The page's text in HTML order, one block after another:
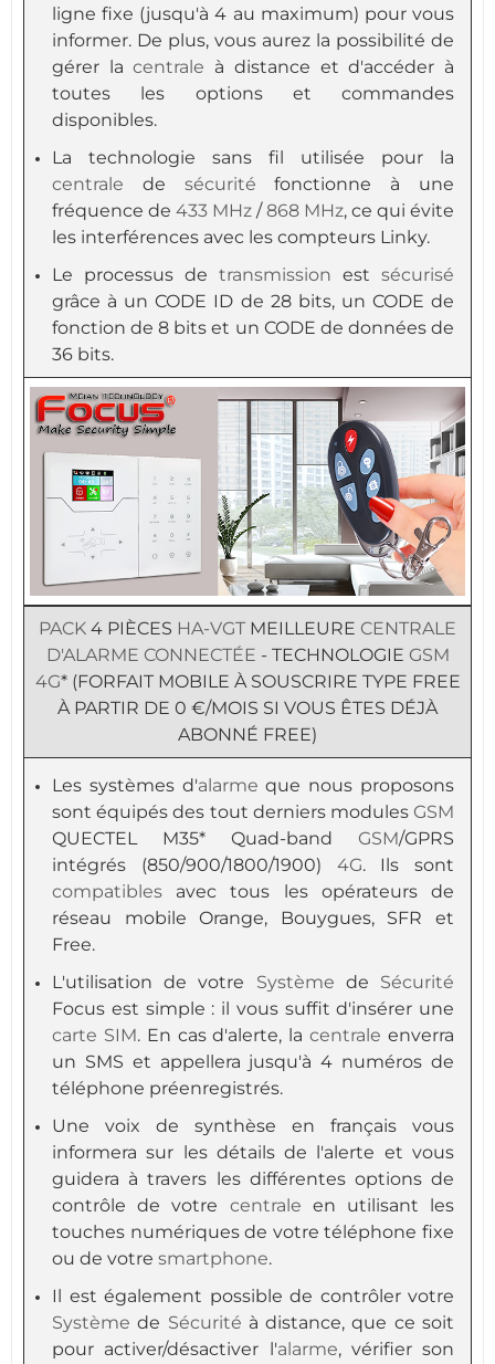
ligne fixe (jusqu'à 4 au maximum) pour vous
informer. De plus, vous aurez la possibilité de
gérer lacentrale à distance et d'accéder à
toutes les options et commandes
disponibles.
La technologie sans fil utilisée pour la
centrale de sécurité fonctionne à une
fréquence de 433 MHz /868 MHz, ce qui évite
les interférences avec les compteurs Linky.
Le processus de transmission est sécurisé
grâce à un CODE ID de 28 bits, un CODE de
fonction de 8 bits et un CODE de données de
36 bits.
PACK 4 PIÈCES HA-VGT MEILLEURE CENTRALE
D'ALARME CONNECTÉE - TECHNOLOGIE GSM
4G* (FORFAIT MOBILE À SOUSCRIRE TYPE FREE
À PARTIR DE 0 €/MOIS SI VOUS ÊTES DÉJÀ
ABONNÉ FREE)
Les systèmes d'alarme que nous proposons
sont équipés des tout derniers modules GSM
QUECTEL M35* Quad-band GSM/GPRS
intégrés (850/900/1800/1900) 4G. Ils sont
compatibles avec tous les opérateurs de
réseau mobile Orange, Bouygues, SFR et
Free.
L'utilisation de votre Système de Sécurité
Focus est simple : il vous suffit d'insérer une
carte SIM. En cas d'alerte, lacentrale enverra
un SMS et appellera jusqu'à 4 numéros de
téléphone préenregistrés.
Une voix de synthèse en français vous
informera sur les détails de l'alerte et vous
guidera à travers les différentes options de
contrôle de votre centrale en utilisant les
touches numériques de votre téléphone fixe
ou de votre smartphone.
Il est également possible de contrôler votre
Système de Sécurité à distance, que ce soit
pour activer/désactiver l'alarme, vérifier son